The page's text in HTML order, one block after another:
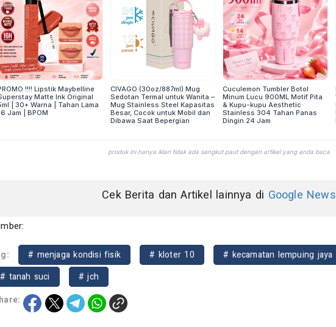
Cek Berita dan Artikel lainnya di Google News
# menjaga kondisi fisik # kloter 10 # kecamatan lempuing jaya
# tanah suci
# jch